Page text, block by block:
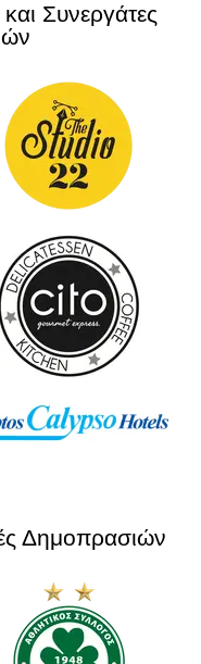
Συνεργάτες
Δημοπρασιών